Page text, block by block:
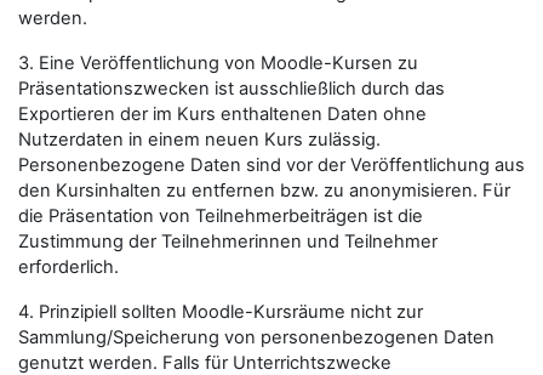
werden.
3. Eine Veröffentlichung von Moodle-Kursen zu
Präsentationszwecken ist ausschließlich durch das
Exportieren der im Kurs enthaltenen Daten ohne
Nutzerdaten in einem neuen Kurs zulässig.
Personenbezogene Daten sind vor der Veröffentlichung aus
den Kursinhalten zu entfernen bzw. zu anonymisieren. Für
die Präsentation von Teilnehmerbeiträgen ist die
Zustimmung der Teilnehmerinnen und Teilnehmer
erforderlich.
4. Prinzipiell sollten Moodle-Kursräume nicht zur
Sammlung/Speicherung von personenbezogenen Daten
genutzt werden. Falls für Unterrichtszwecke